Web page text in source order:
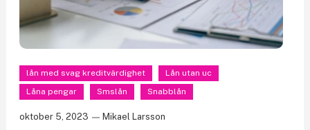
lån med svag kreditvärdighet
Lån utan uc
Låna pengar
Smslån Snabblån
oktober 5, 2023 Mikael Larsson